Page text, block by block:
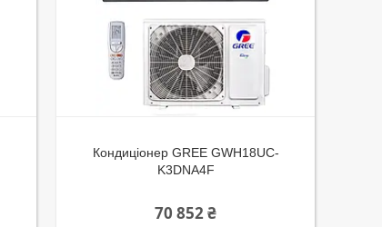
Кондиціонер GREE GWH18UС-
K3DNA4F
70 852 ₴